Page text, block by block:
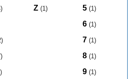
Z (1) 5 (1)
6 (1)
7 (1)
8 (1)
9 (1)